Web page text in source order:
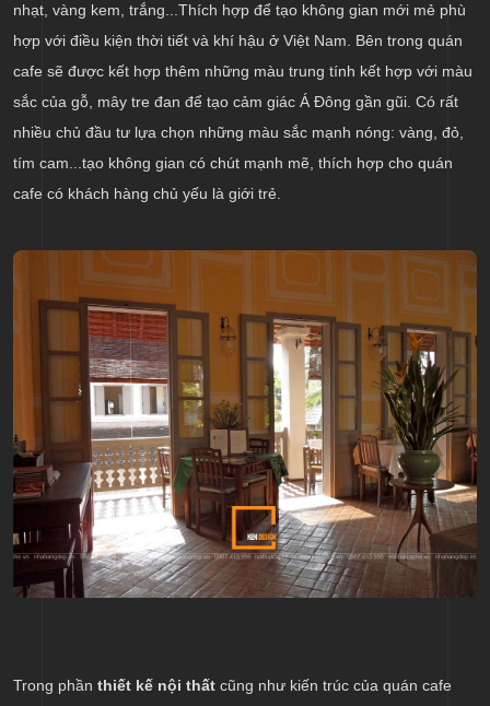
nhạt, vàng kem, trắng...Thích hợp để tạo không gian mới mẻ phù
hợp với điều kiện thời tiết và khí hậu ở Việt Nam. Bên trong quán
cafe sẽ được kết hợp thêm những màu trung tính kết hợp với màu
sắc của gỗ, mây tre đan để tạo cảm giác Á Đông gần gũi. Có rất
nhiều chủ đầu tư lựa chọn những màu sắc mạnh nóng: vàng, đỏ,
tím cam...tạo không gian có chút mạnh mẽ, thích hợp cho quán
cafe có khách hàng chủ yếu là giới trẻ.
Trong phần thiết kế nội thất cũng như kiến trúc của quán cafe